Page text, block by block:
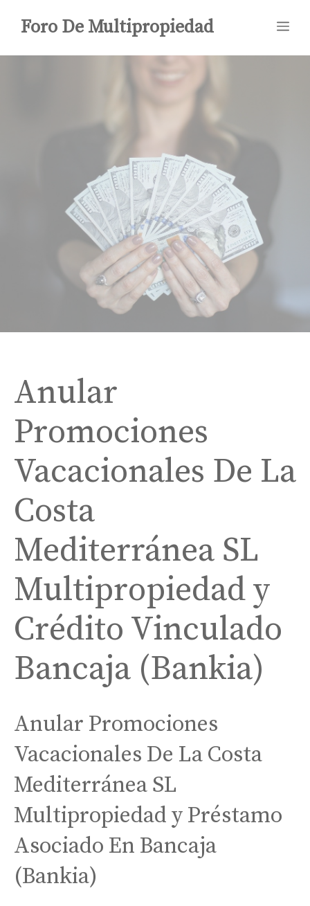
Foro De Multipropiedad
Anular
Promociones
Vacacionales De La
Costa
Mediterránea SL
Multipropiedad y
Crédito Vinculado
Bancaja (Bankia)
Anular Promociones
Vacacionales De La Costa
Mediterránea SL
Multipropiedad y Préstamo
Asociado En Bancaja
(Bankia)